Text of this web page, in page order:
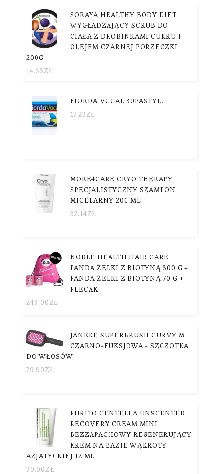
SORAYA HEALTHY BODY DIET
WYGŁADZAJĄCY SCRUB DO
CIAŁA Z DROBINKAMI CUKRU I
OLEJEM CZARNEJ PORZECZKI
200G
14.63ZŁ
FIORDA VOCAL 30PASTYL.
17.23ZŁ
MORE4CARE CRYO THERAPY
SPECJALISTYCZNY SZAMPON
MICELARNY 200 ML
32.14ZŁ
NOBLE HEALTH HAIR CARE
PANDA ŻELKI Z BIOTYNĄ 300 G +
PANDA ŻELKI Z BIOTYNĄ 70 G +
PLECAK
249.00ZŁ
JANEKE SUPERBRUSH CURVY M
CZARNO-FUKSJOWA - SZCZOTKA
DO WŁOSÓW
79.90ZŁ
PURITO CENTELLA UNSCENTED
RECOVERY CREAM MINI
BEZZAPACHOWY REGENERUJĄCY
KREM NA BAZIE WĄKROTY
AZJATYCKIEJ 12 ML
30.00ZŁ